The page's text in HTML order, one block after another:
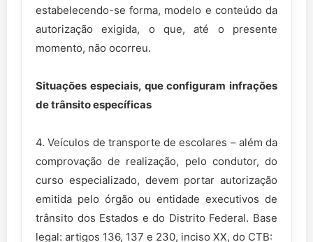
estabelecendo-se forma, modelo e conteúdo da
autorização exigida, o que, até o presente
momento, não ocorreu.
Situações especiais, que configuram infrações
de trânsito específicas
4. Veículos de transporte de escolares – além da
comprovação de realização, pelo condutor, do
curso especializado, devem portar autorização
emitida pelo órgão ou entidade executivos de
trânsito dos Estados e do Distrito Federal. Base
legal: artigos 136, 137 e 230, inciso XX, do CTB: